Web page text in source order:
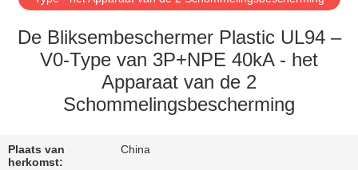
KWALITEITSCONTROLE
CONTACTEER
NIEUWS
De Bliksembeschermer Plastic UL94 –
V0-Type van 3P+NPE 40kA - het
Apparaat van de 2
Schommelingsbescherming
Plaats van
herkomst:
China